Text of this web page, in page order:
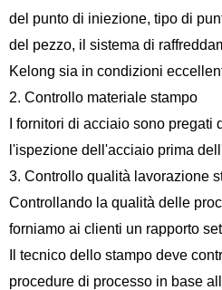
del punto di iniezione, tipo di
del pezzo, il sistema di
Kelong sia in condizioni
2. Controllo materiale stampo
I fornitori di acciaio sono
l'ispezione dell'acciaio prima
3. Controllo qualità lavorazione
Controllando la qualità delle
forniamo ai clienti un rapporto
Il tecnico dello stampo deve
procedure di processo in base